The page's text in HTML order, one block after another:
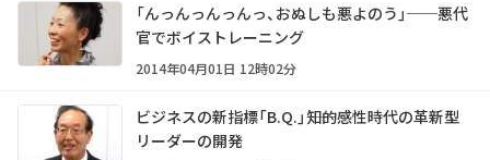
「んっんっんっんっ、おぬしも悪よのう」──悪代
官でボイストレーニング
2014年04月01日 12時02分
ビジネスの新指標「B.Q.」――知的感性時代の革新型
リーダーの開発